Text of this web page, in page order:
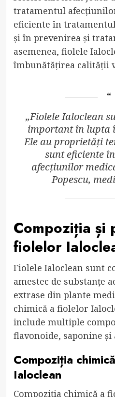
tratamentul
eficiente în
și în prevenirea și
asemenea, fiolele
îmbunătățirea calității
„Fiolele Ialoclean
important în lupta
Ele au proprietăți
sunt eficiente
afecțiunilor
Popescu,
Compoziția și
fiolelor
Fiolele Ialoclean sunt
amestec de substanțe
extrase din plante
chimică a fiolelor
include multiple
flavonoide, saponine și
Compoziția
Ialoclean
Compoziția chimică a